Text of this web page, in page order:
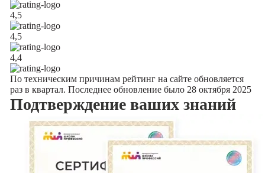
4,5
4,5
4,4
По техническим причинам рейтинг на сайте обновляется
раз в квартал. Последнее обновление было 28 октября 2025
Подтверждение ваших знаний